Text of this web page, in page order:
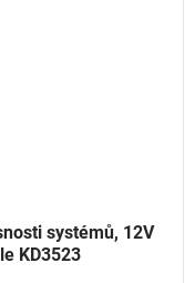
systémů, 12V
KD3523